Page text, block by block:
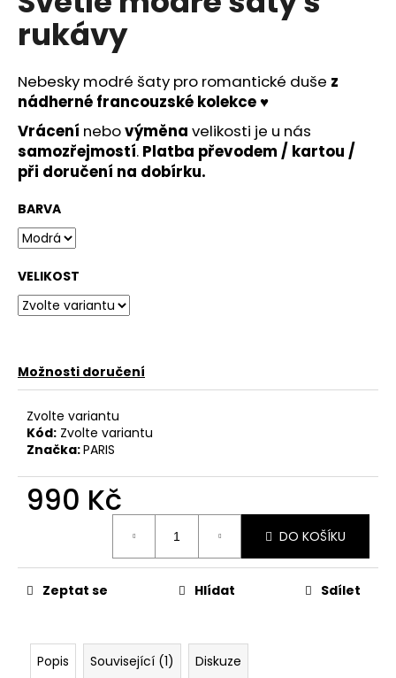
rukávy
Nebesky modré šaty pro romantické duše z
nádherné francouzské kolekce ♥
Vrácení nebovýměna velikosti je u nás
samozřejmostí. Platba převodem / kartou /
při doručení na dobírku.
BARVA
VELIKOST
Možnosti doručení
Zvolte variantu
Kód: Zvolte variantu
Značka:PARIS
990 Kč
DO KOŠÍKU
Zeptat se Hlídat Sdílet
Popis Související (1) Diskuze
u
j
m
e
RŮŽOVÉ
SPOLEČENSKÉ
ŠATY
S
ROZPARKEM
1
Kč